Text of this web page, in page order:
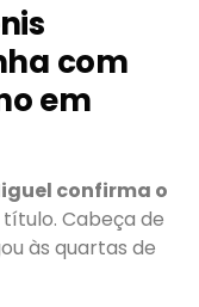
com
em
confirma o
Cabeça de
às quartas de